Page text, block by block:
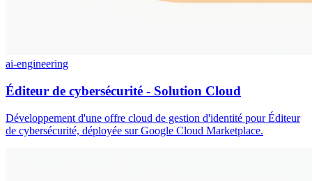
ai-engineering
Éditeur de cybersécurité - Solution Cloud
Développement d'une offre cloud de gestion d'identité pour Éditeur
de cybersécurité, déployée sur Google Cloud Marketplace.